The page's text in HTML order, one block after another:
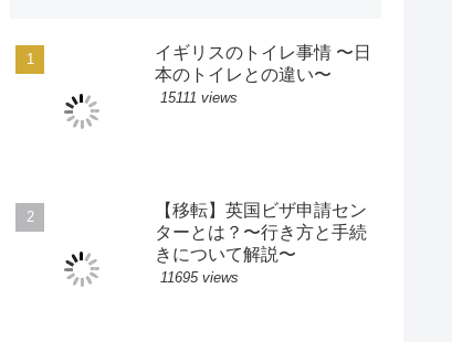
イギリスのトイレ事情 〜日
本のトイレとの違い〜
15111 views
【移転】英国ビザ申請セン
ターとは？〜行き方と手続
きについて解説〜
11695 views